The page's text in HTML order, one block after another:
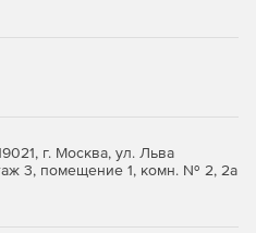
г. Москва, ул. Льва
3, помещение 1, комн. № 2, 2а